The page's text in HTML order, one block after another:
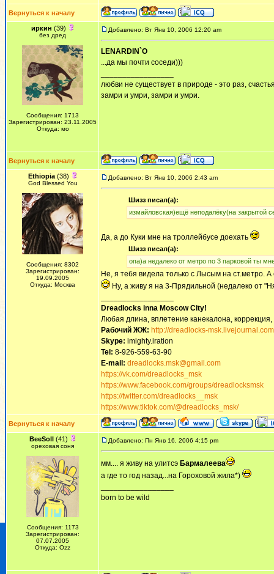
Вернуться к началу
иркин (39)
без дред
Сообщения: 1713
Зарегистрирован: 23.11.2005
Откуда: мо
Добавлено: Вт Янв 10, 2006 12:20 am
LENARDIN`O
...да мы почти соседи)))
любви не существует в природе - это раз,
замри и умри, замри и умри.
Вернуться к началу
Ethiopia(38)
God Blessed You
Сообщения: 8302
Зарегистрирован:
19.09.2005
Откуда: Москва
Добавлено: Вт Янв 10, 2006 2:43 am
Шизз писал(а):
измайловская)ещё неподалёку(на закрытой
Да, а до Куки мне на троллейбусе доехать
Шизз писал(а):
опа)а недалеко от метро по 3 парковой ты
Не, я тебя видела только с Лысым на ст.метро.
Ну, а живу я на 3-Прядильной (недалеко от
Dreadlocks inna Moscow Сity!
Любая длина, вплетение канекалона,
Рабочий ЖЖ: http://dreadlocks-
Skype: imighty.iration
Tel: 8-926-559-63-90
E-mail: dreadlocks.msk@gmail.com
https://vk.com/dreadlocks_msk
https://www.facebook.com/groups/dreadlocksmsk
https://twitter.com/dreadlocks__msk
https://www.tiktok.com/@dreadlocks_msk/
Вернуться к началу
BeeSoll(41)
ореховая соня
Сообщения: 1173
Зарегистрирован:
07.07.2005
Откуда: Ozz
Добавлено: Пн Янв 16, 2006 4:15 pm
мм.... я живу на улитсэ Бармалеева
а где то год назад...на Гороховой жила*)
born to be wild